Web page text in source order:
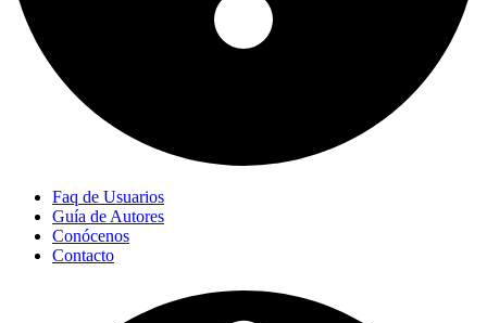
Faq de Usuarios
Guía de Autores
Conócenos
Contacto